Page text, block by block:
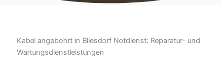
Kabel angebohrt in Bliesdorf Notdienst: Reparatur- und
Wartungsdienstleistungen